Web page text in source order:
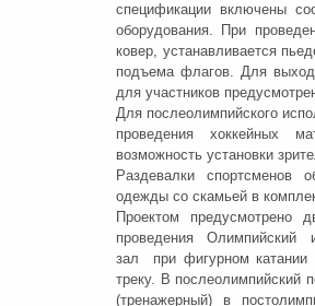
спецификации включены
оборудования. При
ковер, устанавливается
подъема флагов. Для
для участников
Для послеолимпийского
проведения хоккейных
возможность установки
Раздевалки
одежды со скамьей в
Проектом предусмотрено
проведения Олимпийский
зал при фигурном катании
треку. В послеолимпийский
(тренажерный) в